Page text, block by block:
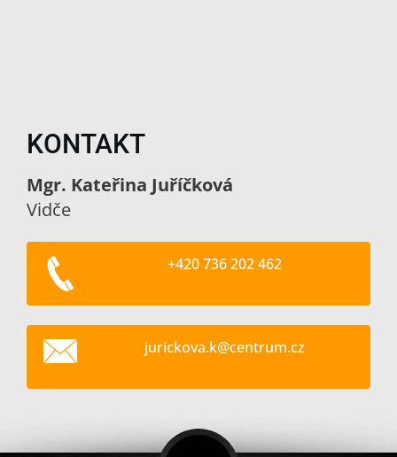
KONTAKT
Mgr. Kateřina Juříčková
Vidče
+420 736 202 462
jurickova.k@centrum.cz